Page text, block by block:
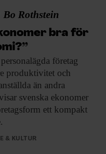
Bo Rothstein
bra för
företag
produktivitet och
än andra
svenska ekonomer
ett kompakt
& KULTUR